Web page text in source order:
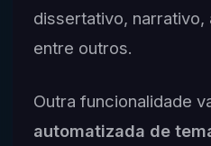
dissertativo, narrativo,
entre outros.
Outra funcionalidade
automatizada de